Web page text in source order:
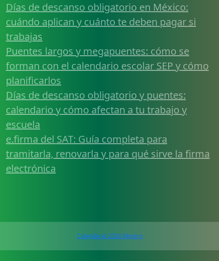
Días de descanso obligatorio en México:
cuándo aplican y cuánto te deben pagar si
trabajas
Puentes largos y megapuentes: cómo se
forman con el calendario escolar SEP y cómo
planificarlos
Días de descanso obligatorio y puentes:
calendario y cómo afectan a tu trabajo y
escuela
e.firma del SAT: Guía completa para
tramitarla, renovarla y para qué sirve la firma
electrónica
Calendario 2026 Mexico